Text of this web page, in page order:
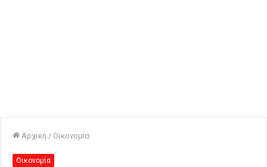
Αρχική / Οικονομία
Οικονομία